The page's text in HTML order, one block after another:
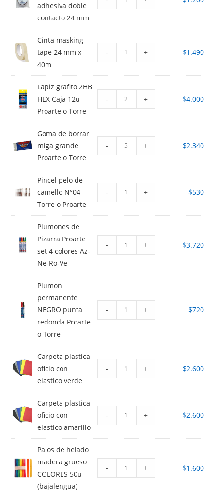
adhesiva doble
contacto 24 mm
Cinta masking
tape 24 mm x
40m
- + $1.490
Lapiz grafito 2HB
HEX Caja 12u
Proarte o Torre
- + $4.000
Goma de borrar
miga grande
Proarte o Torre
- + $2.340
Pincel pelo de
camello N°04
Torre o Proarte
- + $530
Plumones de
Pizarra Proarte
set 4 colores Az-
Ne-Ro-Ve
- + $3.720
Plumon
permanente
NEGRO punta
redonda Proarte
o Torre
- + $720
Carpeta plastica
oficio con
elastico verde
- + $2.600
Carpeta plastica
oficio con
elastico amarillo
- + $2.600
Palos de helado
madera grueso
COLORES 50u
(bajalengua)
- + $1.600